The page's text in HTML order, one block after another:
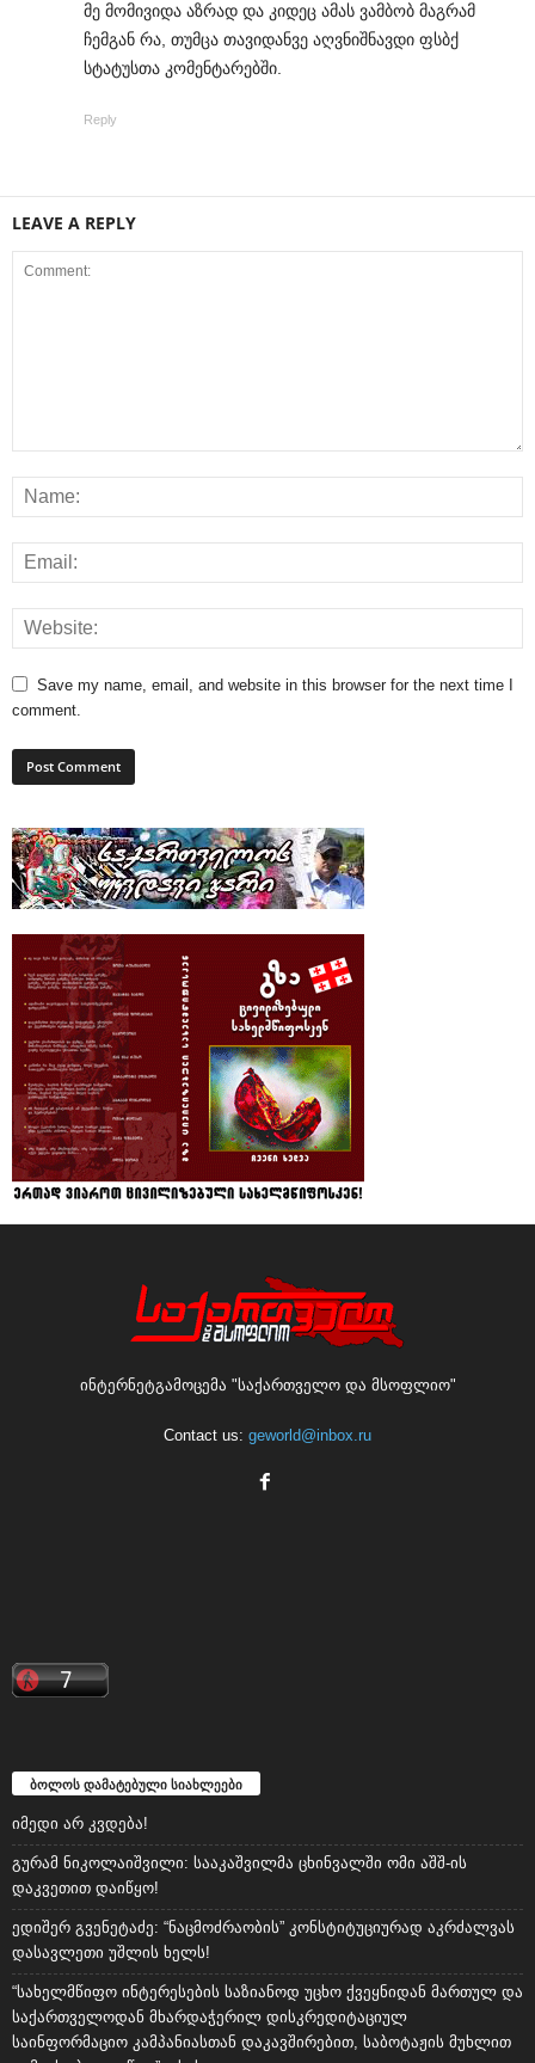
მე მომივიდა აზრად და კიდეც ამას ვამბობ მაგრამ
ჩემგან რა, თუმცა თავიდანვე აღვნიშნავდი ფსბქ
სტატუსთა კომენტარებში.
Reply
LEAVE A REPLY
Save my name, email, and website in this browser for the next time I
comment.
ინტერნეტგამოცემა "საქართველო და მსოფლიო"
Contact us: geworld@inbox.ru
ბოლოს დამატებული სიახლეები
იმედი არ კვდება!
გურამ ნიკოლაიშვილი: სააკაშვილმა ცხინვალში ომი აშშ-ის
დაკვეთით დაიწყო!
ედიშერ გვენეტაძე: “ნაცმოძრაობის” კონსტიტუციურად აკრძალვას
დასავლეთი უშლის ხელს!
“სახელმწიფო ინტერესების საზიანოდ უცხო ქვეყნიდან მართულ და
საქართველოდან მხარდაჭერილ დისკრედიტაციულ
საინფორმაციო კამპანიასთან დაკავშირებით, საბოტაჟის მუხლით